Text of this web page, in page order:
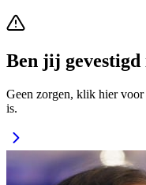
Ben jij
Geen zorgen, klik hier
is.